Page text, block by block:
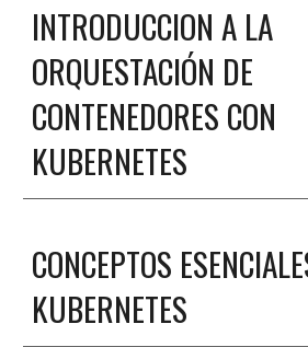
INTRODUCCION A LA
ORQUESTACIÓN DE
CONTENEDORES CON
KUBERNETES
CONCEPTOS
KUBERNETES